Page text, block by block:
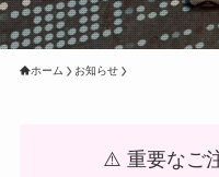
ホーム お知らせ
⚠️ 重要なご